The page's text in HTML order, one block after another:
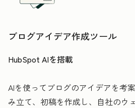
ブログアイデア作成ツール
HubSpot AIを搭載
AIを使ってブログのアイデアを考
み立て、初稿を作成し、自社のウ